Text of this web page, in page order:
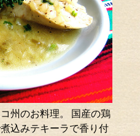
州のお料理。 国産の鶏
込みテキーラで香り付